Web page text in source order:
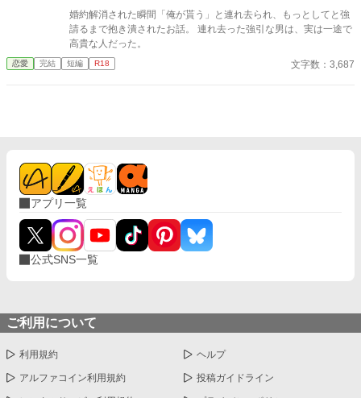
婚約解消された瞬間「俺が貰う」と連れ去られ、もっとしてと強
請るまで抱き潰されたお話。 連れ去った強引な男は、実は一途で
高貴な人だった。
恋愛 完結 短編 R18 文字数：3,687
アプリ一覧
公式SNS一覧
ご利用について
利用規約 ヘルプ
アルファコイン利用規約 投稿ガイドライン